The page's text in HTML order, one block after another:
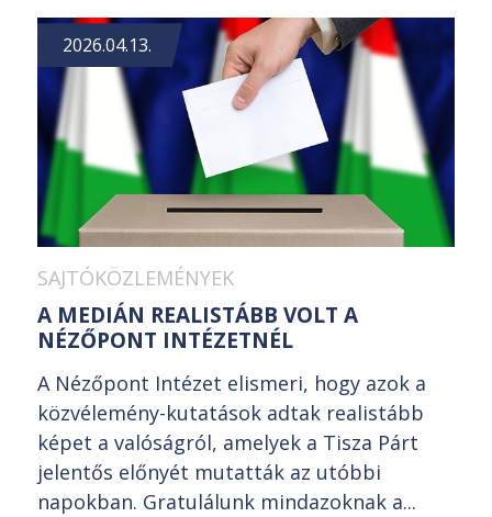
2026.04.13.
SAJTÓKÖZLEMÉNYEK
A MEDIÁN REALISTÁBB VOLT A
NÉZŐPONT INTÉZETNÉL
A Nézőpont Intézet elismeri, hogy azok a
közvélemény-kutatások adtak realistább
képet a valóságról, amelyek a Tisza Párt
jelentős előnyét mutatták az utóbbi
napokban. Gratulálunk mindazoknak a...